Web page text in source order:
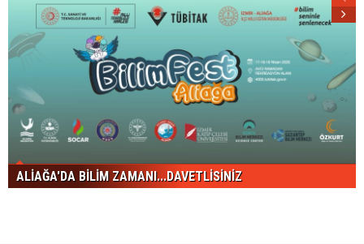
ALİAĞA'DA BİLİM ZAMANI...DAVETLİSİNİZ